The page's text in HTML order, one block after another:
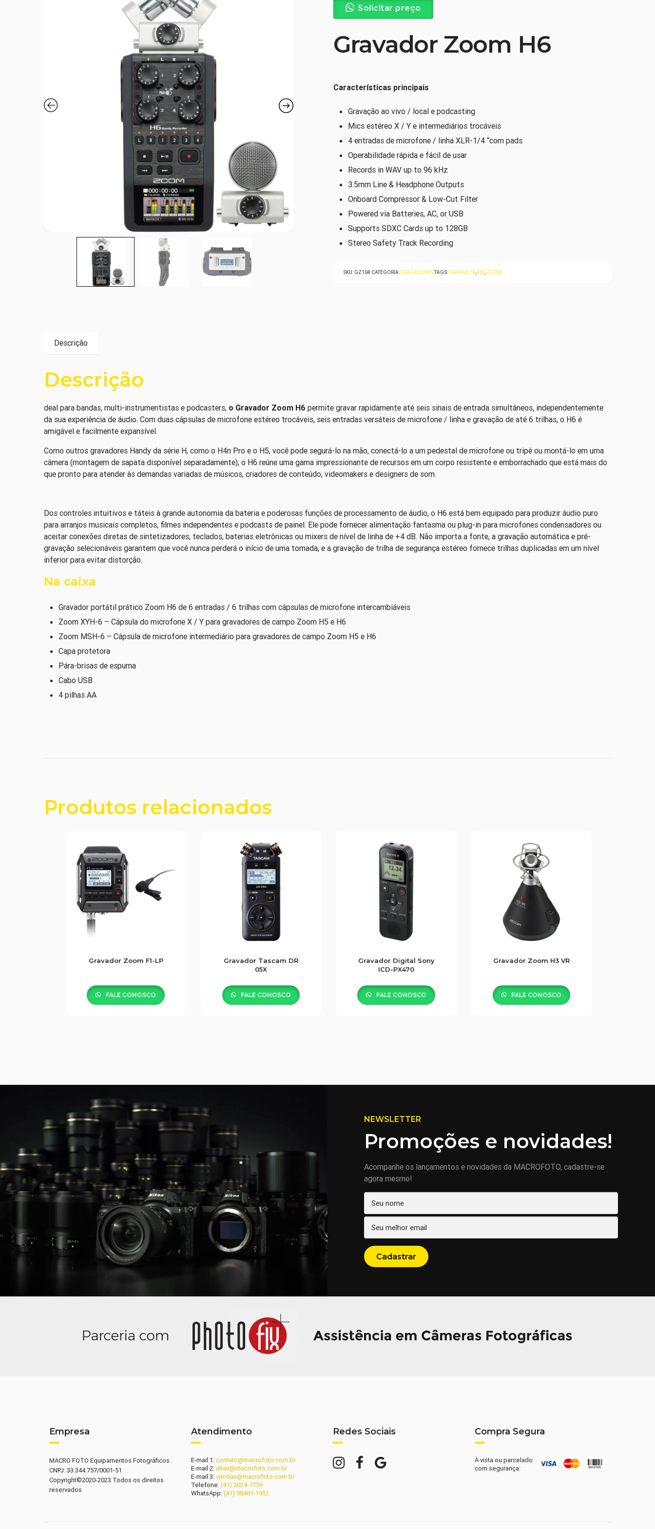
Solicitar preço
Gravador Zoom H6
Características principais
Gravação ao vivo / local e podcasting
Mics estéreo X / Y e intermediários trocáveis
4 entradas de microfone / linha XLR-1/4 “com pads
Operabilidade rápida e fácil de usar
Records in WAV up to 96 kHz
3.5mm Line & Headphone Outputs
Onboard Compressor & Low-Cut Filter
Powered via Batteries, AC, or USB
Supports SDXC Cards up to 128GB
Stereo Safety Track Recording
SKU: GZ104 CATEGORIA: GRAVADORESTAGS: GRAVADOR, H6, ZOOM
Descrição
Descrição
deal para bandas, multi-instrumentistas e podcasters,o Gravador Zoom H6 permite gravar rapidamente até seis sinais de entrada simultâneos, independentemente
da sua experiência de áudio. Com duas cápsulas de microfone estéreo trocáveis, seis entradas versáteis de microfone / linha e gravação de até 6 trilhas, o H6 é
amigável e facilmente expansível.
Como outros gravadores Handy da série H, como o H4n Pro e o H5, você pode segurá-lo na mão, conectá-lo a um pedestal de microfone ou tripé ou montá-lo em uma
câmera (montagem de sapata disponível separadamente); o H6 reúne uma gama impressionante de recursos em um corpo resistente e emborrachado que está mais do
que pronto para atender às demandas variadas de músicos, criadores de conteúdo, videomakers e designers de som.
Dos controles intuitivos e táteis à grande autonomia da bateria e poderosas funções de processamento de áudio, o H6 está bem equipado para produzir áudio puro
para arranjos musicais completos, filmes independentes e podcasts de painel. Ele pode fornecer alimentação fantasma ou plug-in para microfones condensadores ou
aceitar conexões diretas de sintetizadores, teclados, baterias eletrônicas ou mixers de nível de linha de +4 dB. Não importa a fonte, a gravação automática e pré-
gravação selecionáveis ​​garantem que você nunca perderá o início de uma tomada, e a gravação de trilha de segurança estéreo fornece trilhas duplicadas em um nível
inferior para evitar distorção.
Na caixa
Gravador portátil prático Zoom H6 de 6 entradas / 6 trilhas com cápsulas de microfone intercambiáveis
Zoom XYH-6 – Cápsula do microfone X / Y para gravadores de campo Zoom H5 e H6
Zoom MSH-6 – Cápsula de microfone intermediário para gravadores de campo Zoom H5 e H6
Capa protetora
Pára-brisas de espuma
Cabo USB
4 pilhas AA
Produtos relacionados
Gravador Zoom F1-LP
FALE CONOSCO
Gravador Tascam DR
05X
FALE CONOSCO
Gravador Digital Sony
ICD-PX470
FALE CONOSCO
Gravador Zoom H3 VR
FALE CONOSCO
NEWSLETTER
Promoções e novidades!
Acompanhe os lançamentos e novidades da MACROFOTO, cadastre-se
agora mesmo!
Empresa
MACRO FOTO Equipamentos Fotográficos .
CNPJ: 33.344.757/0001-51
Copyright©2020-2023 Todos os direitos
reservados
Atendimento
E-mail 1:contato@macrofoto.com.br
E-mail 2: altair@macrofoto.com.br
E-mail 3:vendas@macrofoto.com.br
Telefone:(41) 3024-7759
WhatsApp:(41) 98481-1951
Redes Sociais Compra Segura
À vista ou parcelado
com segurança: